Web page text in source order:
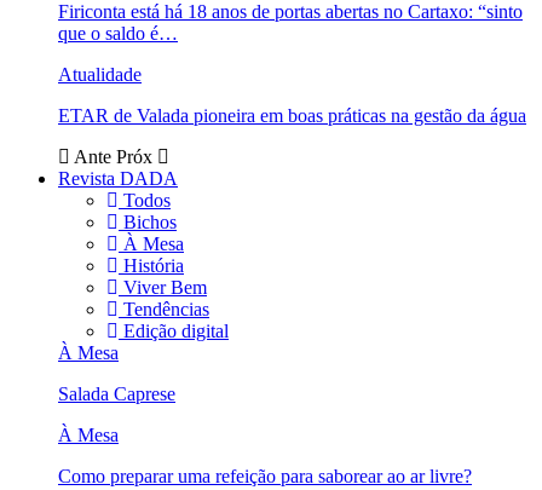
Firiconta está há 18 anos de portas abertas no Cartaxo: “sinto
que o saldo é…
Atualidade
ETAR de Valada pioneira em boas práticas na gestão da água
Ante Próx
Revista DADA
Todos
Bichos
À Mesa
História
Viver Bem
Tendências
Edição digital
À Mesa
Salada Caprese
À Mesa
Como preparar uma refeição para saborear ao ar livre?